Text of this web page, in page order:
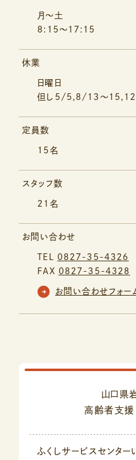
月～土
8:15～17:15
休業
日曜日
但し5/5,8/13～15,12/
定員数
15名
スタッフ数
21名
お問い合わせ
TEL 0827-35-4326
FAX 0827-35-4328
お問い合わせフォー
山口県
高齢者支
ふくしサービスセンター